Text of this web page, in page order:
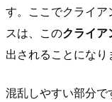
す。ここでクライ
スは、このクライア
出されることになり
混乱しやすい部分